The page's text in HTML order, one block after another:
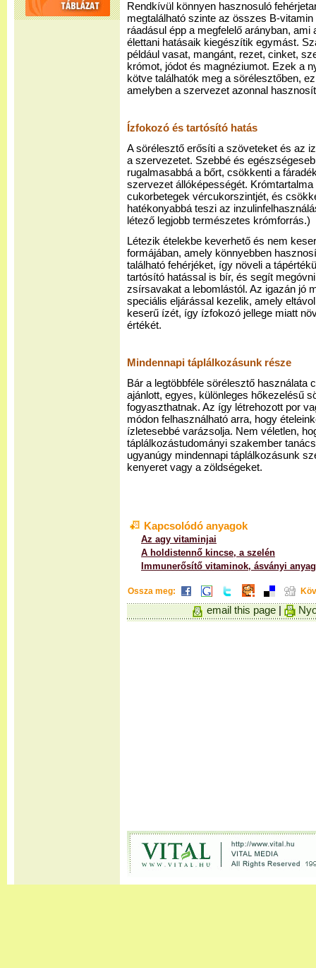
Rendkívül könnyen hasznosuló
megtalálható szinte az összes B-
ráadásul épp a megfelelő arányban,
élettani hatásaik kiegészítik egymást.
például vasat, mangánt, rezet, cinket,
krómot, jódot és magnéziumot. Ezek a
kötve találhatók meg a sörélesztőben,
amelyben a szervezet azonnal
Ízfokozó és tartósító hatás
A sörélesztő erősíti a szöveteket és az
a szervezetet. Szebbé és
rugalmasabbá a bőrt, csökkenti a
szervezet állóképességét.
cukorbetegek vércukorszintjét, és
hatékonyabbá teszi az
létező legjobb természetes krómforrás.)
Létezik ételekbe keverhető és nem
formájában, amely könnyebben
található fehérjéket, így növeli a
tartósító hatással is bír, és segít
zsírsavakat a lebomlástól. Az igazán jó
speciális eljárással kezelik, amely
keserű ízét, így ízfokozó jellege miatt
értékét.
Mindennapi táplálkozásunk része
Bár a legtöbbféle sörélesztő használata
ajánlott, egyes, különleges hőkezelésű
fogyaszthatnak. Az így létrehozott por
módon felhasználható arra, hogy
ízletesebbé varázsolja. Nem véletlen,
táplálkozástudományi szakember
ugyanúgy mindennapi táplálkozásunk
kenyeret vagy a zöldségeket.
Kapcsolódó anyagok
Az agy vitaminjai
A holdistennő kincse, a szelén
Immunerősítő vitaminok, ásványi
Ossza meg:
email this page